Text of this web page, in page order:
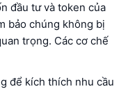
đầu tư và token của
bảo chúng không bị
trọng. Các cơ chế
để kích thích nhu cầu